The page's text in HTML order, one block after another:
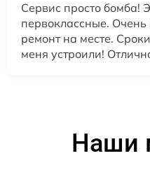
Сервис просто бомба!
первоклассные.
ремонт на месте.
меня устроили!
Наши